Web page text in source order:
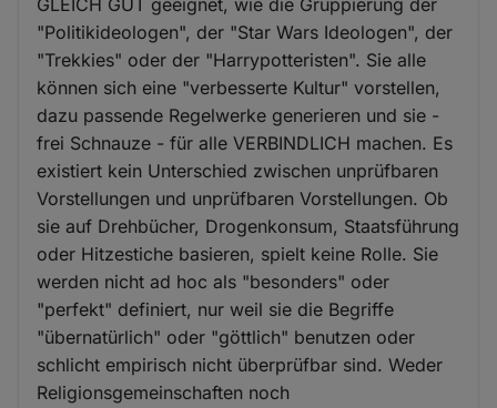
GLEICH GUT geeignet, wie die Gruppierung der
"Politikideologen", der "Star Wars Ideologen", der
"Trekkies" oder der "Harrypotteristen". Sie alle
können sich eine "verbesserte Kultur" vorstellen,
dazu passende Regelwerke generieren und sie -
frei Schnauze - für alle VERBINDLICH machen. Es
existiert kein Unterschied zwischen unprüfbaren
Vorstellungen und unprüfbaren Vorstellungen. Ob
sie auf Drehbücher, Drogenkonsum, Staatsführung
oder Hitzestiche basieren, spielt keine Rolle. Sie
werden nicht ad hoc als "besonders" oder
"perfekt" definiert, nur weil sie die Begriffe
"übernatürlich" oder "göttlich" benutzen oder
schlicht empirisch nicht überprüfbar sind. Weder
Religionsgemeinschaften noch